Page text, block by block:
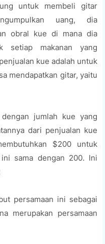
untuk membeli gitar
uang, dia
obral kue di mana dia
setiap makanan yang
kue adalah untuk
mendapatkan gitar, yaitu
jumlah kue yang
dari penjualan kue
$200 untuk
sama dengan 200. Ini
persamaan ini sebagai
merupakan persamaan